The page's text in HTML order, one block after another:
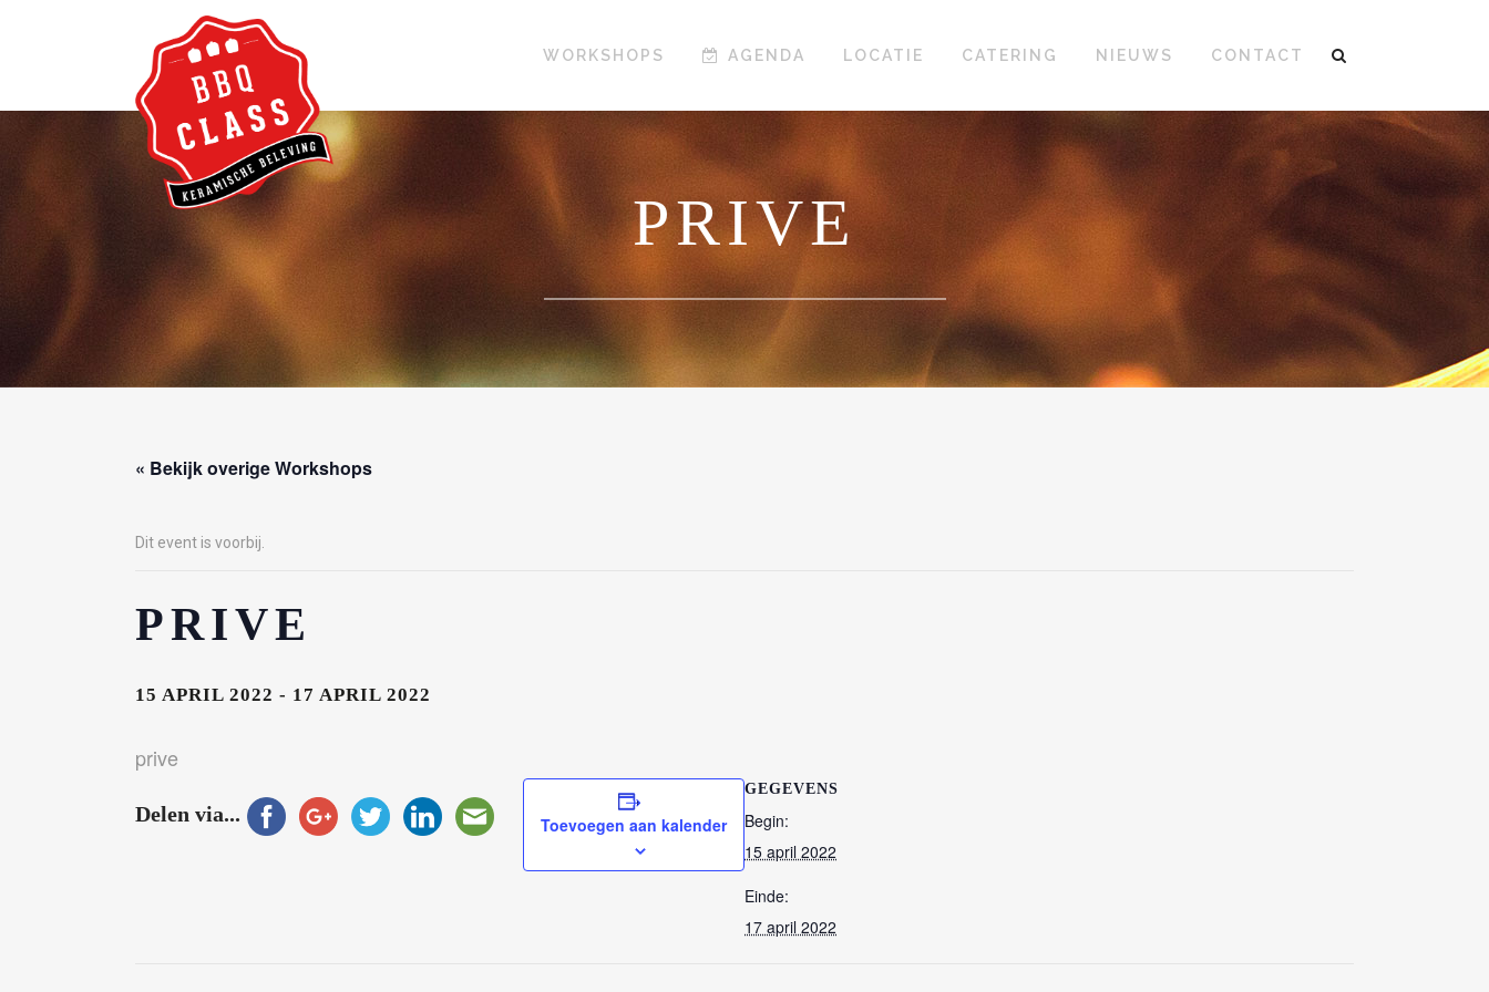
WORKSHOPS AGENDA LOCATIE CATERING NIEUWS CONTACT
PRIVE
« Bekijk overige Workshops
Dit event is voorbij.
PRIVE
15 APRIL 2022 - 17 APRIL 2022
prive
Delen via... Toevoegen aan kalender
GEGEVENS
Begin:
15 april 2022
Einde:
17 april 2022